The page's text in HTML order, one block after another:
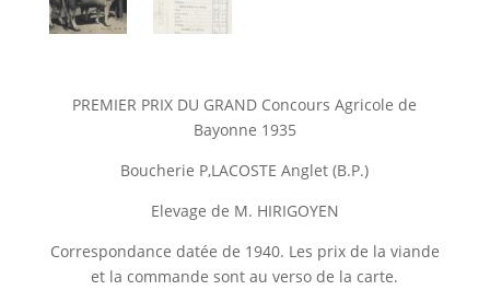
PREMIER PRIX DU GRAND Concours Agricole de
Bayonne 1935
Boucherie P,LACOSTE Anglet (B.P.)
Elevage de M. HIRIGOYEN
Correspondance datée de 1940. Les prix de la viande
et la commande sont au verso de la carte.